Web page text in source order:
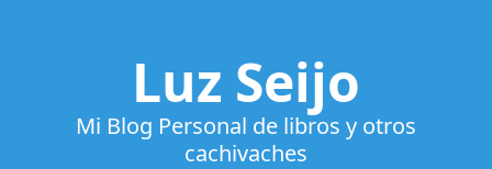
Luz Seijo
Mi Blog Personal de libros y otros
cachivaches